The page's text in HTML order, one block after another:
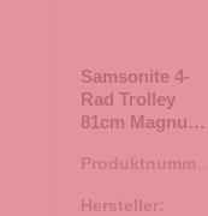
Samsonite 4-
Rad Trolley
81cm Magnum
Produktnummer:
Hersteller: